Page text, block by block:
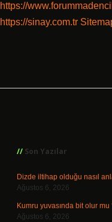
https://
https://sinay.com.tr
Son Yazılar
Dizde iltihap olduğu nasıl
Ağustos 6, 2026
Kumru yuvasında bit olur mu
Ağustos 6, 2026